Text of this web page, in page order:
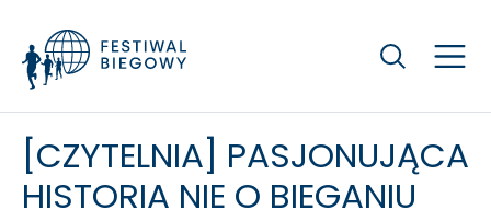
Szukaj
[CZYTELNIA] PASJONUJĄCA
HISTORIA NIE O BIEGANIU